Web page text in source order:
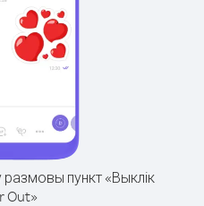
пункт «Выклік
Out»